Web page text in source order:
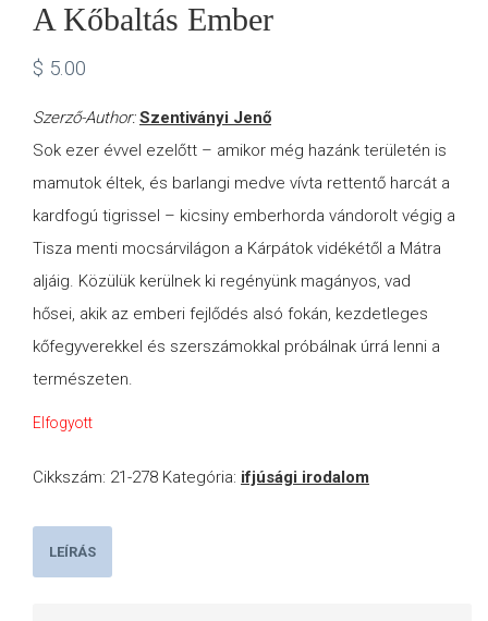
A Kőbaltás Ember
$ 5.00
Szerző-Author:Szentiványi Jenő
Sok ezer évvel ezelőtt – amikor még hazánk területén is
mamutok éltek, és barlangi medve vívta rettentő harcát a
kardfogú tigrissel – kicsiny emberhorda vándorolt végig a
Tisza menti mocsárvilágon a Kárpátok vidékétől a Mátra
aljáig. Közülük kerülnek ki regényünk magányos, vad
hősei, akik az emberi fejlődés alsó fokán, kezdetleges
kőfegyverekkel és szerszámokkal próbálnak úrrá lenni a
természeten.
Elfogyott
Cikkszám: 21-278 Kategória: ifjúsági irodalom
LEÍRÁS